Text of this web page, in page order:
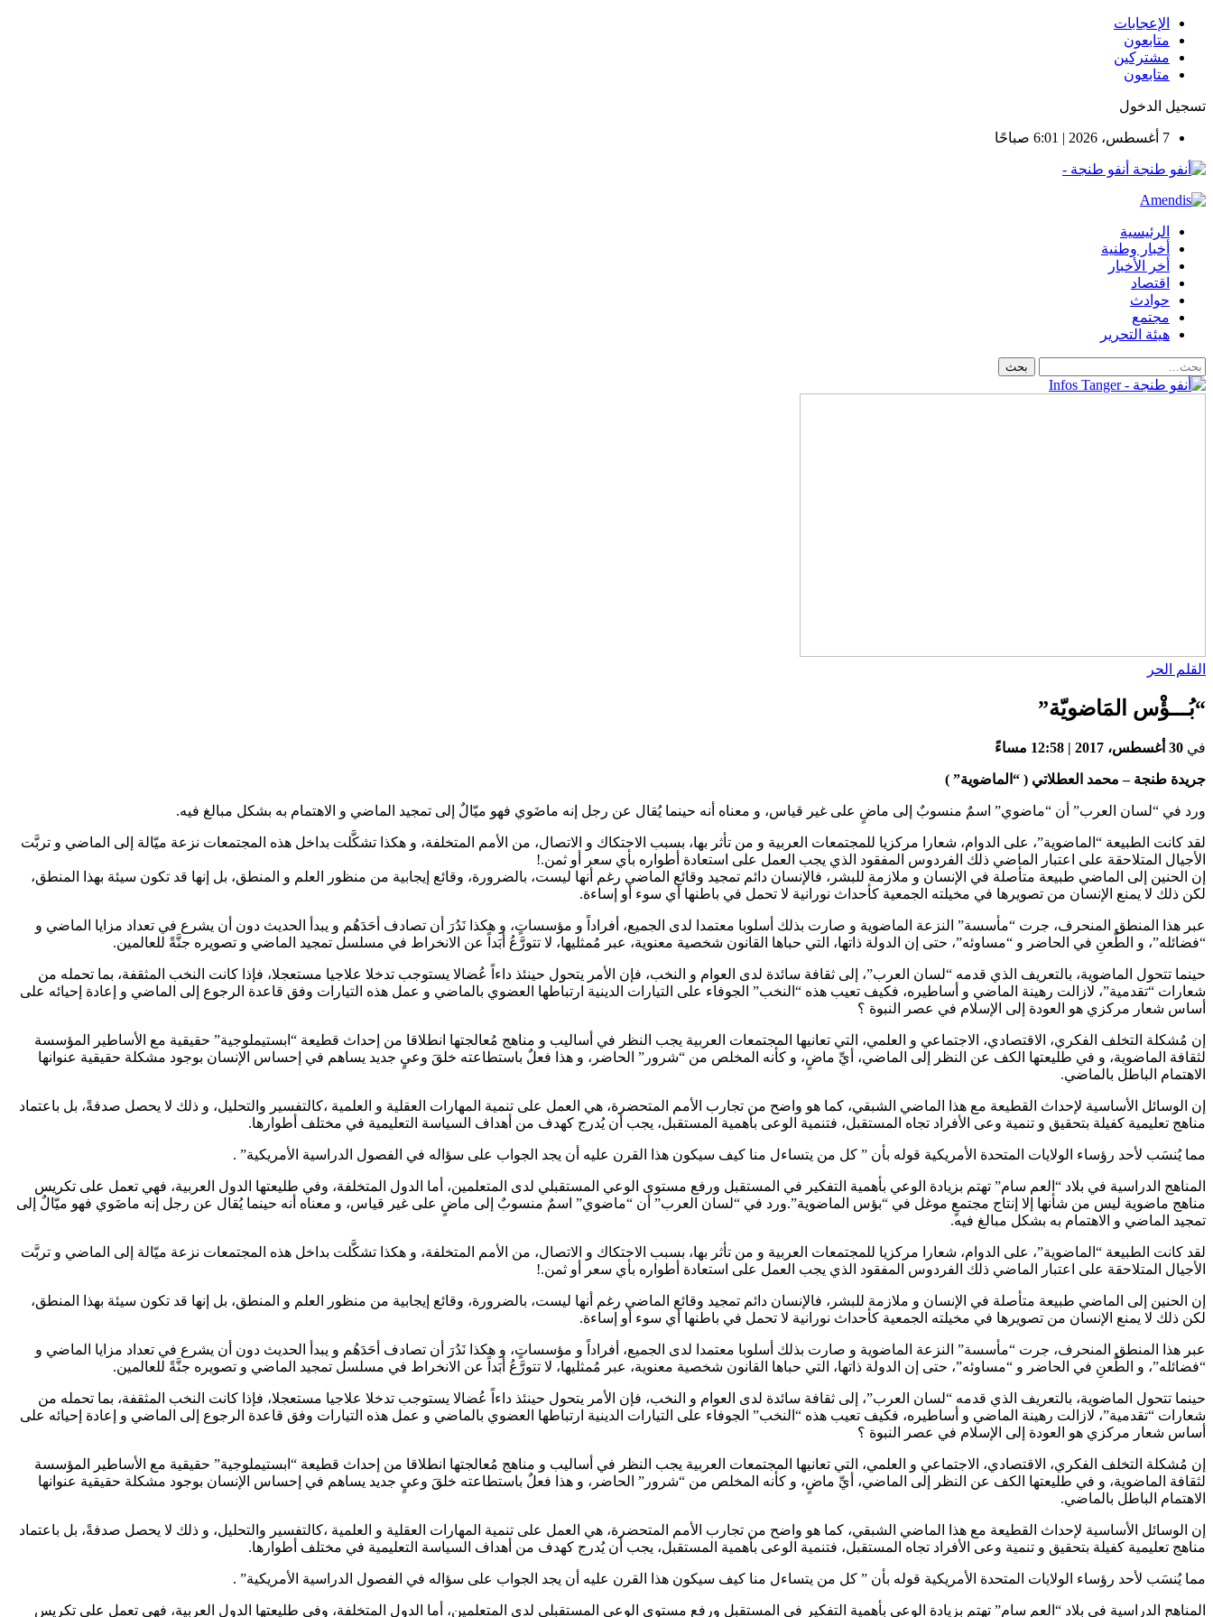
الإعجابات
متابعون
مشتركين
متابعون
تسجيل الدخول
7 أغسطس، 2026 | 6:01 صباحًا
أنفو طنجة -
الرئيسية
أخبار وطنية
أخر الأخبار
اقتصاد
حوادث
مجتمع
هيئة التحرير
القلم الحر
“بُـــؤْس المَاضويّة”
في 30 أغسطس، 2017 | 12:58 مساءً
جريدة طنجة – محمد العطلاتي ( “الماضوية” )
ورد في “لسان العرب” أن “ماضوي” اسمٌ منسوبٌ إلى ماضٍ على غير قياس، و معناه أنه حينما يُقال عن رجل إنه ماضَوي فهو ميّالٌ إلى تمجيد الماضي و الاهتمام به بشكل مبالغ فيه.
لقد كانت الطبيعة “الماضوية”، على الدوام، شعارا مركزيا للمجتمعات العربية و من تأثر بها، بسبب الاحتكاك و الاتصال، من الأمم المتخلفة، و هكذا تشكَّلت بداخل هذه المجتمعات نزعة ميّالة إلى الماضي و تربَّت
الأجيال المتلاحقة على اعتبار الماضي ذلك الفردوس المفقود الذي يجب العمل على استعادة أطواره بأي سعر أو ثمن.!
إن الحنين إلى الماضي طبيعة متأصلة في الإنسان و ملازمة للبشر، فالإنسان دائم تمجيد وقائع الماضي رغم أنها ليست، بالضرورة، وقائع إيجابية من منظور العلم و المنطق، بل إنها قد تكون سيئة بهذا المنطق،
لكن ذلك لا يمنع الإنسان من تصويرها في مخيلته الجمعية كأحداث نورانية لا تحمل في باطنها أي سوء أو إساءة.
عبر هذا المنطق المنحرف، جرت “مأسسة” النزعة الماضوية و صارت بذلك أسلوبا معتمدا لدى الجميع، أفراداً و مؤسساتٍ، و هكذا نَدُرَ أن تصادف أحَدَهُم و يبدأ الحديث دون أن يشرع في تعداد مزايا الماضي و
“فضائله”، و الطَّعنِ في الحاضر و “مساوئه”، حتى إن الدولة ذاتها، التي حباها القانون شخصية معنوية، عبر مُمثليها، لا تتورَّعُ أبَداً عن الانخراط في مسلسل تمجيد الماضي و تصويره جنَّةً للعالمين.
حينما تتحول الماضوية، بالتعريف الذي قدمه “لسان العرب”، إلى ثقافة سائدة لدى العوام و النخب، فإن الأمر يتحول حينئذ داءاً عُضالا يستوجب تدخلا علاجيا مستعجلا، فإذا كانت النخب المثقفة، بما تحمله من
شعارات “تقدمية”، لازالت رهينة الماضي و أساطيره، فكيف تعيب هذه “النخب” الجوفاء على التيارات الدينية ارتباطها العضوي بالماضي و عمل هذه التيارات وفق قاعدة الرجوع إلى الماضي و إعادة إحيائه على
أساس شعار مركزي هو العودة إلى الإسلام في عصر النبوة ؟
إن مُشكلة التخلف الفكري، الاقتصادي، الاجتماعي و العلمي، التي تعانيها المجتمعات العربية يجب النظر في أساليب و مناهج مُعالجتها انطلاقا من إحداث قطيعة “ابستيملوجية” حقيقية مع الأساطير المؤسسة
لثقافة الماضوية، و في طليعتها الكف عن النظر إلى الماضي، أيِّ ماضٍ، و كأنه المخلص من “شرور” الحاضر، و هذا فعلٌ باستطاعته خلقَ وعيٍ جديد يساهم في إحساس الإنسان بوجود مشكلة حقيقية عنوانها
الاهتمام الباطل بالماضي.
إن الوسائل الأساسية لإحداث القطيعة مع هذا الماضي الشبقي، كما هو واضح من تجارب الأمم المتحضرة، هي العمل على تنمية المهارات العقلية و العلمية ،كالتفسير والتحليل، و ذلك لا يحصل صدفةً، بل باعتماد
مناهج تعليمية كفيلة بتحقيق و تنمية وعى الأفراد تجاه المستقبل، فتنمية الوعى بأهمية المستقبل، يجب أن يُدرج كهدف من أهداف السياسة التعليمية في مختلف أطوارها.
مما يُنسَب لأحد رؤساء الولايات المتحدة الأمريكية قوله بأن ” كل من يتساءل منا كيف سيكون هذا القرن عليه أن يجد الجواب على سؤاله في الفصول الدراسية الأمريكية” .
المناهج الدراسية في بلاد “العم سام” تهتم بزيادة الوعي بأهمية التفكير في المستقبل ورفع مستوى الوعي المستقبلي لدى المتعلمين، أما الدول المتخلفة، وفي طليعتها الدول العربية، فهي تعمل على تكريس
مناهج ماضوية ليس من شأنها إلا إنتاج مجتمعٍ موغل في “بؤس الماضوية”.ورد في “لسان العرب” أن “ماضوي” اسمٌ منسوبٌ إلى ماضٍ على غير قياس، و معناه أنه حينما يُقال عن رجل إنه ماضَوي فهو ميّالٌ إلى
تمجيد الماضي و الاهتمام به بشكل مبالغ فيه.
لقد كانت الطبيعة “الماضوية”، على الدوام، شعارا مركزيا للمجتمعات العربية و من تأثر بها، بسبب الاحتكاك و الاتصال، من الأمم المتخلفة، و هكذا تشكَّلت بداخل هذه المجتمعات نزعة ميّالة إلى الماضي و تربَّت
الأجيال المتلاحقة على اعتبار الماضي ذلك الفردوس المفقود الذي يجب العمل على استعادة أطواره بأي سعر أو ثمن.!
إن الحنين إلى الماضي طبيعة متأصلة في الإنسان و ملازمة للبشر، فالإنسان دائم تمجيد وقائع الماضي رغم أنها ليست، بالضرورة، وقائع إيجابية من منظور العلم و المنطق، بل إنها قد تكون سيئة بهذا المنطق،
لكن ذلك لا يمنع الإنسان من تصويرها في مخيلته الجمعية كأحداث نورانية لا تحمل في باطنها أي سوء أو إساءة.
عبر هذا المنطق المنحرف، جرت “مأسسة” النزعة الماضوية و صارت بذلك أسلوبا معتمدا لدى الجميع، أفراداً و مؤسساتٍ، و هكذا نَدُرَ أن تصادف أحَدَهُم و يبدأ الحديث دون أن يشرع في تعداد مزايا الماضي و
“فضائله”، و الطَّعنِ في الحاضر و “مساوئه”، حتى إن الدولة ذاتها، التي حباها القانون شخصية معنوية، عبر مُمثليها، لا تتورَّعُ أبَداً عن الانخراط في مسلسل تمجيد الماضي و تصويره جنَّةً للعالمين.
حينما تتحول الماضوية، بالتعريف الذي قدمه “لسان العرب”، إلى ثقافة سائدة لدى العوام و النخب، فإن الأمر يتحول حينئذ داءاً عُضالا يستوجب تدخلا علاجيا مستعجلا، فإذا كانت النخب المثقفة، بما تحمله من
شعارات “تقدمية”، لازالت رهينة الماضي و أساطيره، فكيف تعيب هذه “النخب” الجوفاء على التيارات الدينية ارتباطها العضوي بالماضي و عمل هذه التيارات وفق قاعدة الرجوع إلى الماضي و إعادة إحيائه على
أساس شعار مركزي هو العودة إلى الإسلام في عصر النبوة ؟
إن مُشكلة التخلف الفكري، الاقتصادي، الاجتماعي و العلمي، التي تعانيها المجتمعات العربية يجب النظر في أساليب و مناهج مُعالجتها انطلاقا من إحداث قطيعة “ابستيملوجية” حقيقية مع الأساطير المؤسسة
لثقافة الماضوية، و في طليعتها الكف عن النظر إلى الماضي، أيِّ ماضٍ، و كأنه المخلص من “شرور” الحاضر، و هذا فعلٌ باستطاعته خلقَ وعيٍ جديد يساهم في إحساس الإنسان بوجود مشكلة حقيقية عنوانها
الاهتمام الباطل بالماضي.
إن الوسائل الأساسية لإحداث القطيعة مع هذا الماضي الشبقي، كما هو واضح من تجارب الأمم المتحضرة، هي العمل على تنمية المهارات العقلية و العلمية ،كالتفسير والتحليل، و ذلك لا يحصل صدفةً، بل باعتماد
مناهج تعليمية كفيلة بتحقيق و تنمية وعى الأفراد تجاه المستقبل، فتنمية الوعى بأهمية المستقبل، يجب أن يُدرج كهدف من أهداف السياسة التعليمية في مختلف أطوارها.
مما يُنسَب لأحد رؤساء الولايات المتحدة الأمريكية قوله بأن ” كل من يتساءل منا كيف سيكون هذا القرن عليه أن يجد الجواب على سؤاله في الفصول الدراسية الأمريكية” .
المناهج الدراسية في بلاد “العم سام” تهتم بزيادة الوعي بأهمية التفكير في المستقبل ورفع مستوى الوعي المستقبلي لدى المتعلمين، أما الدول المتخلفة، وفي طليعتها الدول العربية، فهي تعمل على تكريس